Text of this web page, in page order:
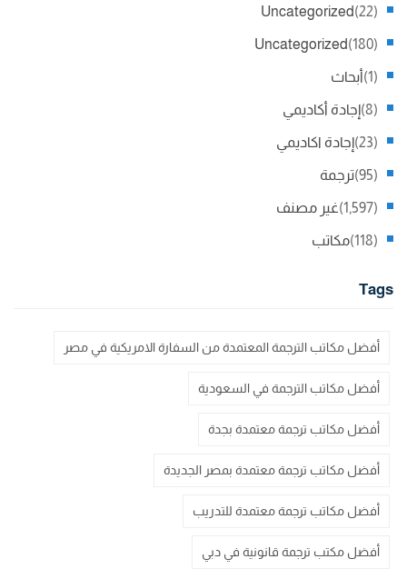
Uncategorized (22)
Uncategorized (180)
أبحاث (1)
إجادة أكاديمي (8)
إجادة اكاديمي (23)
ترجمة (95)
غير مصنف (1,597)
مكاتب (118)
Tags
أفضل مكاتب الترجمة المعتمدة من السفارة الامريكية في مصر
أفضل مكاتب الترجمة في السعودية
أفضل مكاتب ترجمة معتمدة بجدة
أفضل مكاتب ترجمة معتمدة بمصر الجديدة
أفضل مكاتب ترجمة معتمدة للتدريب
أفضل مكتب ترجمة قانونية في دبي